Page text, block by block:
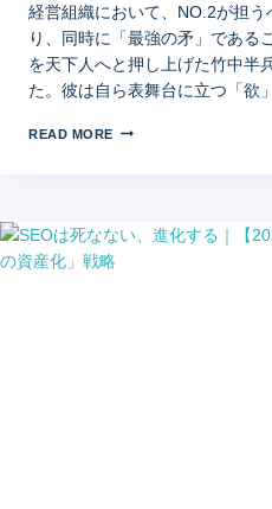
経営組織において、NO.2が担
り、同時に「最強の矛」である
を天下人へと押し上げた竹中半
た。彼は自ら表舞台に立つ「欲
READ MORE